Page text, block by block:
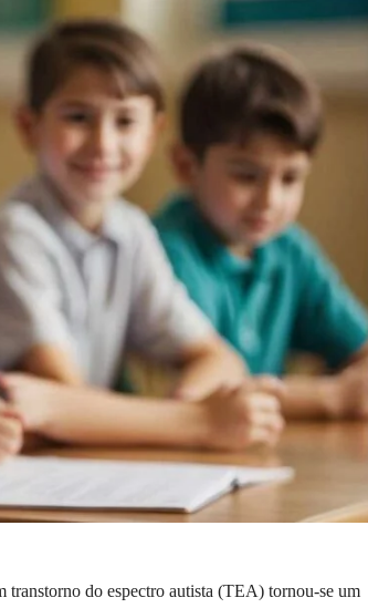
transtorno do espectro autista (TEA) tornou-se um